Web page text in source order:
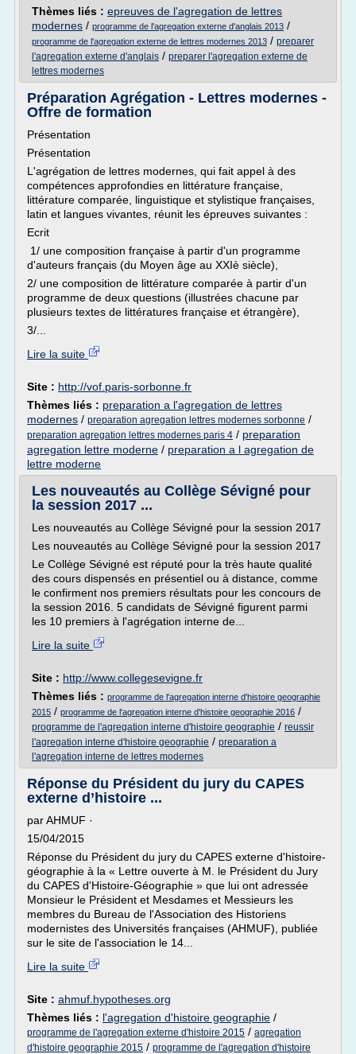
Thèmes liés : epreuves de l'agregation de lettres
modernes / programme de l'agregation externe d'anglais 2013 /
programme de l'agregation externe de lettres modernes 2013 / preparer
l'agregation externe d'anglais / preparer l'agregation externe de
lettres modernes
Préparation Agrégation - Lettres modernes -
Offre de formation
Présentation
Présentation
L'agrégation de lettres modernes, qui fait appel à des
compétences approfondies en littérature française,
littérature comparée, linguistique et stylistique françaises,
latin et langues vivantes, réunit les épreuves suivantes :
Ecrit
1/ une composition française à partir d'un programme
d'auteurs français (du Moyen âge au XXIè siècle),
2/ une composition de littérature comparée à partir d'un
programme de deux questions (illustrées chacune par
plusieurs textes de littératures française et étrangère),
3/...
Lire la suite
Site : http://vof.paris-sorbonne.fr
Thèmes liés : preparation a l'agregation de lettres
modernes / preparation agregation lettres modernes sorbonne /
preparation agregation lettres modernes paris 4 / preparation
agregation lettre moderne / preparation a l agregation de
lettre moderne
Les nouveautés au Collège Sévigné pour
la session 2017 ...
Les nouveautés au Collège Sévigné pour la session 2017
Les nouveautés au Collège Sévigné pour la session 2017
Le Collège Sévigné est réputé pour la très haute qualité
des cours dispensés en présentiel ou à distance, comme
le confirment nos premiers résultats pour les concours de
la session 2016. 5 candidats de Sévigné figurent parmi
les 10 premiers à l'agrégation interne de...
Lire la suite
Site : http://www.collegesevigne.fr
Thèmes liés : programme de l'agregation interne d'histoire geographie
2015 / programme de l'agregation interne d'histoire geographie 2016 /
programme de l'agregation interne d'histoire geographie / reussir
l'agregation interne d'histoire geographie / preparation a
l'agregation interne de lettres modernes
Réponse du Président du jury du CAPES
externe d’histoire ...
par AHMUF ·
15/04/2015
Réponse du Président du jury du CAPES externe d'histoire-
géographie à la « Lettre ouverte à M. le Président du Jury
du CAPES d'Histoire-Géographie » que lui ont adressée
Monsieur le Président et Mesdames et Messieurs les
membres du Bureau de l'Association des Historiens
modernistes des Universités françaises (AHMUF), publiée
sur le site de l'association le 14...
Lire la suite
Site : ahmuf.hypotheses.org
Thèmes liés : l'agregation d'histoire geographie /
programme de l'agregation externe d'histoire 2015 / agregation
d'histoire geographie 2015 / programme de l'agregation d'histoire